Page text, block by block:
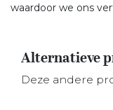
waardoor we ons
Alternatieve
Deze andere